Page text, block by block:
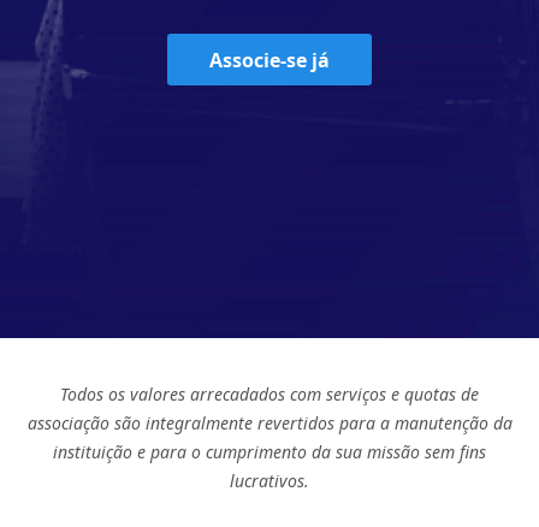
Associe-se já
Todos os valores arrecadados com serviços e quotas de
associação são integralmente revertidos para a manutenção da
instituição e para o cumprimento da sua missão sem fins
lucrativos.